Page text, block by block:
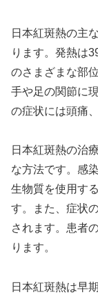
日本紅斑熱の主
ります。発熱は
のさまざまな部
手や足の関節に
の症状には頭痛
日本紅斑熱の治
な方法です。感
生物質を使用す
す。また、症状
されます。患者
ります。
日本紅斑熱は早